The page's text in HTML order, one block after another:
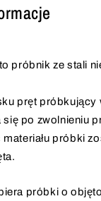
próbnik ze stali
pręt próbkujący
się po zwolnieniu
próbki
próbki o